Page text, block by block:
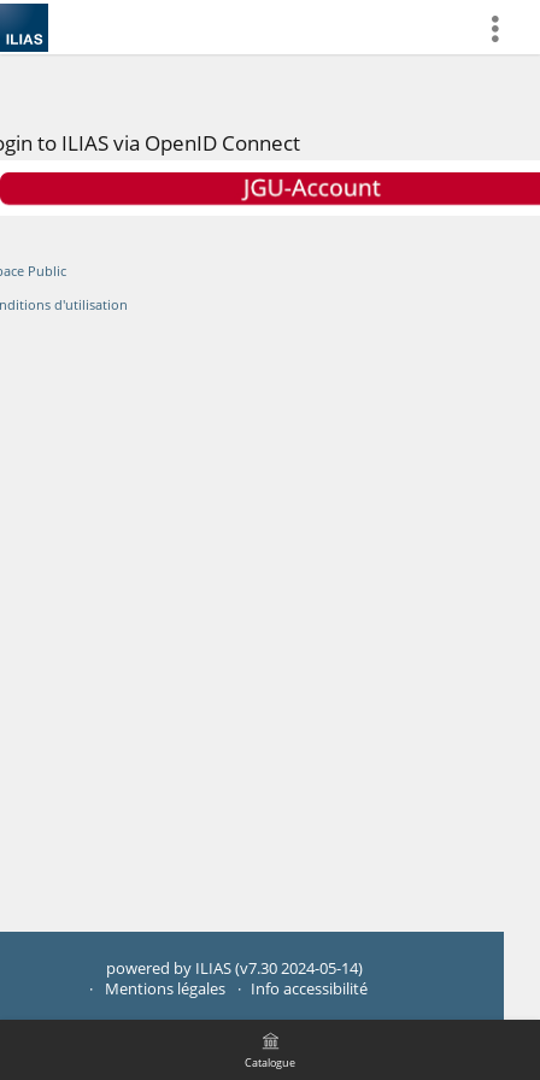
more
Catalogue
to ILIAS via OpenID Connect
Public
d'utilisation
powered by ILIAS (v7.30 2024-05-14)
Mentions légales
Info accessibilité